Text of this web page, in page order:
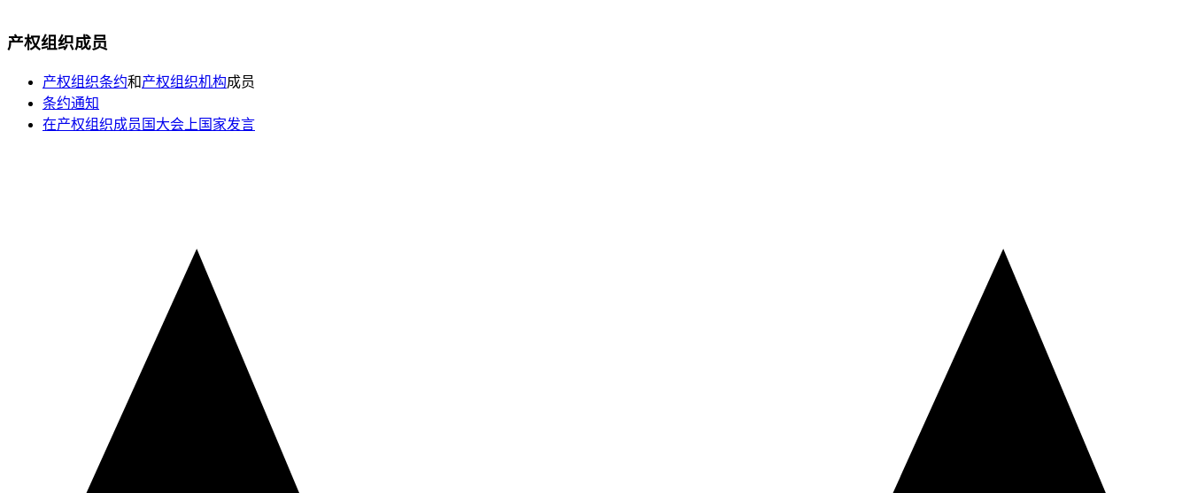
产权组织成员
产权组织条约和产权组织机构成员
条约通知
在产权组织成员国大会上国家发言